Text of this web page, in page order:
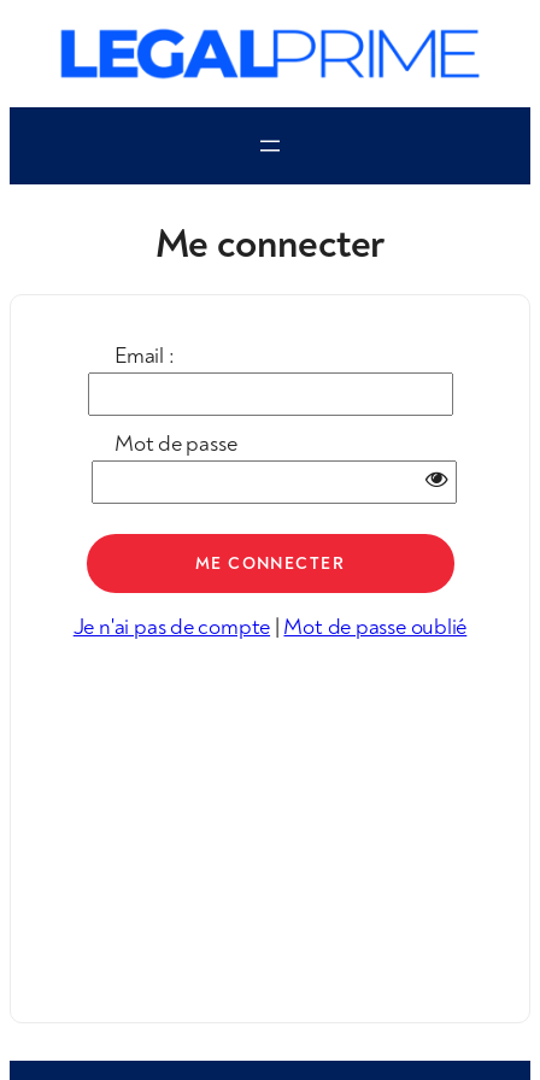
contenu
Me connecter
Email :
Mot de passe
Je n'ai pas de compte | Mot de passe oublié